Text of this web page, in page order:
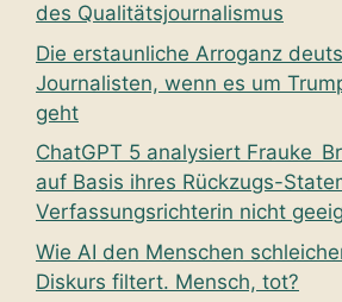
des Qualitätsjournalismus
Die erstaunliche Arroganz
Journalisten, wenn es um
geht
ChatGPT 5 analysiert Frauke
auf Basis ihres Rückzugs-
Verfassungsrichterin nicht
Wie AI den Menschen
Diskurs filtert. Mensch, tot?